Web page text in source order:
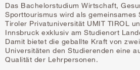
Das Bachelorstudium Wirtschaft,
Sporttourismus wird als gemeinsames
Tiroler Privatuniversität UMIT TIROL
Innsbruck exklusiv am Studienort
Damit bietet die geballte Kraft von
Universitäten den Studierenden eine
Qualität der Lehrpersonen.